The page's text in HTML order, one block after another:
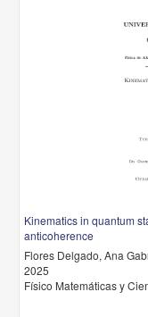
Kinematics in quantum
anticoherence
Flores Delgado, Ana
2025
Físico Matemáticas y